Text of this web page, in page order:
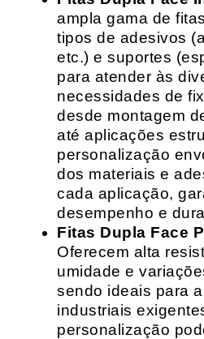
ampla gama de
tipos de adesivos
etc.) e suportes
para atender às
necessidades de
desde montagem
até aplicações
personalização
dos materiais e
cada aplicação,
desempenho e
Fitas Dupla Face
Oferecem alta
umidade e
sendo ideais para
industriais
personalização